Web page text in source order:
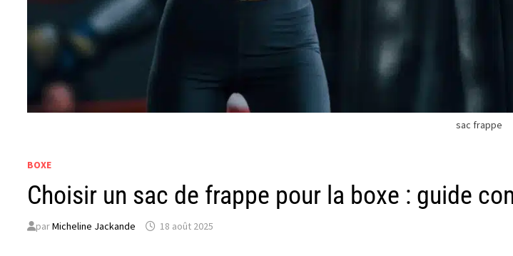
sac frappe
BOXE
Choisir un sac de frappe pour la boxe : guide
parMicheline Jackande 18 août 2025